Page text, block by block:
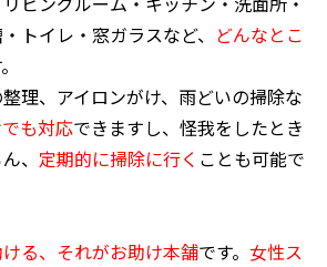
トイレ・窓ガラスなど、 どんなとこ
理、アイロンがけ、雨どいの掃除な
も対応できますし、怪我をしたとき
、 定期的に掃除に行く ことも可能で
る、それがお助け本舗です。 女性ス